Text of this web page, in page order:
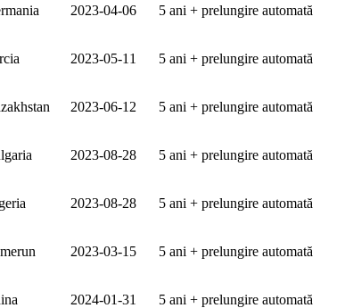
2023‑04‑06 5 ani + prelungire automată
2023‑05‑11 5 ani + prelungire automată
2023‑06‑12 5 ani + prelungire automată
2023‑08‑28 5 ani + prelungire automată
2023‑08‑28 5 ani + prelungire automată
2023‑03‑15 5 ani + prelungire automată
2024‑01‑31 5 ani + prelungire automată